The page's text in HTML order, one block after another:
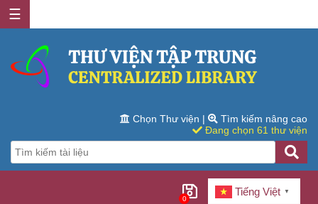
☰
Chọn Thư viện |
Tìm kiếm nâng cao
Đang chọn 61 thư viện
0
Tiếng Việt ▼